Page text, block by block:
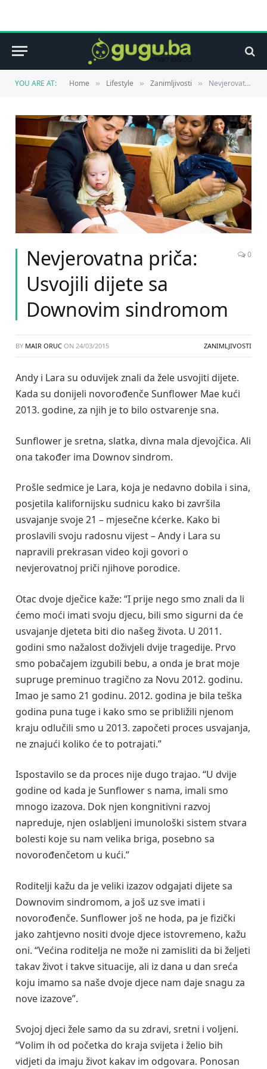
YOU ARE AT: Home » Lifestyle » Zanimljivosti » Nevjerovatna priča: Usvojili dijete sa Downovim sindromom
Nevjerovatna priča:
Usvojili dijete sa
Downovim sindromom
0
BY MAIR ORUC ON 24/03/2015 ZANIMLJIVOSTI
Andy i Lara su oduvijek znali da žele usvojiti dijete.
Kada su donijeli novorođenče Sunflower Mae kući
2013. godine, za njih je to bilo ostvarenje sna.
Sunflower je sretna, slatka, divna mala djevojčica. Ali
ona također ima Downov sindrom.
Prošle sedmice je Lara, koja je nedavno dobila i sina,
posjetila kalifornijsku sudnicu kako bi završila
usvajanje svoje 21 – mjesečne kćerke. Kako bi
proslavili svoju radosnu vijest – Andy i Lara su
napravili prekrasan video koji govori o
nevjerovatnoj priči njihove porodice.
Otac dvoje dječice kaže: “I prije nego smo znali da li
ćemo moći imati svoju djecu, bili smo sigurni da će
usvajanje djeteta biti dio našeg života. U 2011.
godini smo nažalost doživjeli dvije tragedije. Prvo
smo pobačajem izgubili bebu, a onda je brat moje
supruge preminuo tragično za Novu 2012. godinu.
Imao je samo 21 godinu. 2012. godina je bila teška
godina puna tuge i kako smo se približili njenom
kraju odlučili smo u 2013. započeti proces usvajanja,
ne znajući koliko će to potrajati.”
Ispostavilo se da proces nije dugo trajao. “U dvije
godine od kada je Sunflower s nama, imali smo
mnogo izazova. Dok njen kongnitivni razvoj
napreduje, njen oslabljeni imunološki sistem stvara
bolesti koje su nam velika briga, posebno sa
novorođenčetom u kući.”
Roditelji kažu da je veliki izazov odgajati dijete sa
Downovim sindromom, a još uz sve imati i
novorođenče. Sunflower još ne hoda, pa je fizički
jako zahtjevno nositi dvoje djece istovremeno, kažu
oni. “Većina roditelja ne može ni zamisliti da bi željeti
takav život i takve situacije, ali iz dana u dan sreća
koju imamo sa naše dvoje djece nam daje snagu za
nove izazove”.
Svojoj djeci žele samo da su zdravi, sretni i voljeni.
“Volim ih od početka do kraja svijeta i želio bih
vidjeti da imaju život kakav im odgovara. Ponosan